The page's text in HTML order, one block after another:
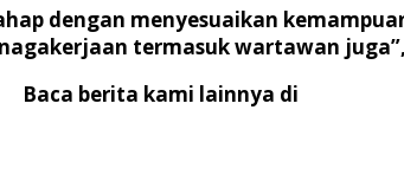
dengan menyesuaikan
termasuk wartawan
Baca berita kami lainnya di